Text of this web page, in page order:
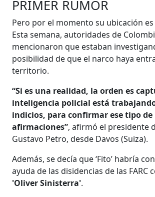
PRIMER RUMOR
Pero por el momento su ubicación
Esta semana, autoridades de
mencionaron que estaban
posibilidad de que el narco haya
territorio.
“Si es una realidad, la orden es
inteligencia policial está
indicios, para confirmar ese tipo de
afirmaciones”, afirmó el presidente
Gustavo Petro, desde Davos (Suiza).
Además, se decía que ‘Fito’ habría
ayuda de las disidencias de las FARC
'Oliver Sinisterra'.